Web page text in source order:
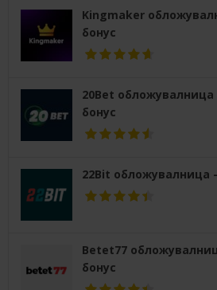
Kingmaker
бонус
20Bet обложувалница
бонус
22Bit обложувалница
Betet77
бонус